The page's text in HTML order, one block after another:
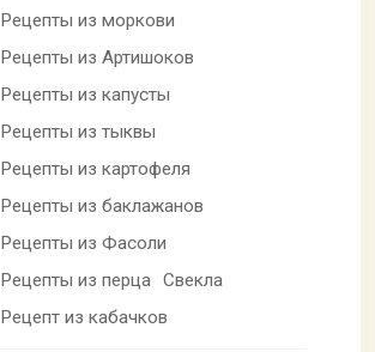
Рецепты из моркови
Рецепты из Артишоков
Рецепты из капусты
Рецепты из тыквы
Рецепты из картофеля
Рецепты из баклажанов
Рецепты из Фасоли
Рецепты из перца Свекла
Рецепт из кабачков